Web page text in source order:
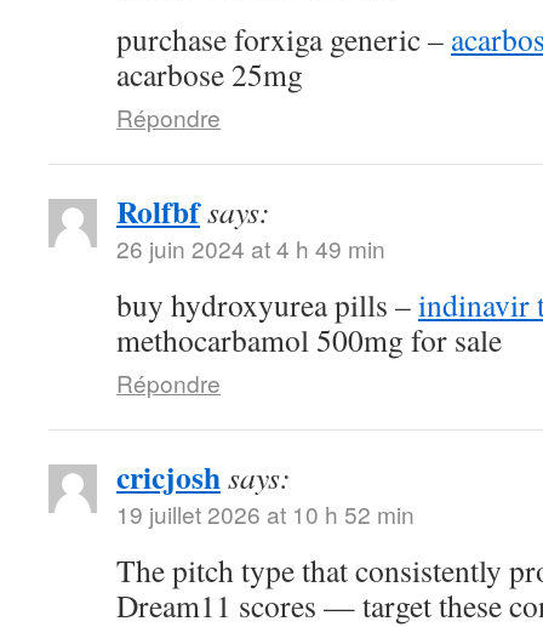
purchase forxiga generic –
acarbose 25mg
Répondre
Rolfbfsays:
26 juin 2024 at 4 h 49 min
buy hydroxyurea pills –indinavir
methocarbamol 500mg for sale
Répondre
cricjoshsays:
19 juillet 2026 at 10 h 52 min
The pitch type that consistently
Dream11 scores — target these